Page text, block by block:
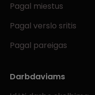
Pagal miestus
Pagal verslo sritis
Pagal pareigas
Darbdaviams